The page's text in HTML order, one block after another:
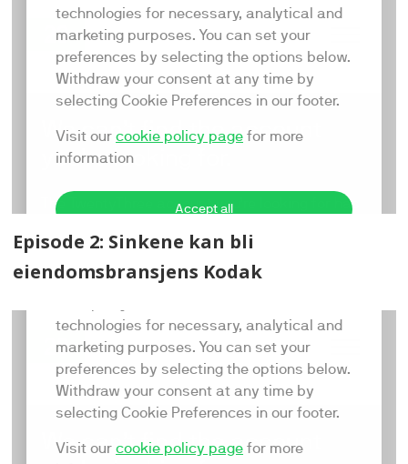
Episode 2: Sinkene kan bli
eiendomsbransjens Kodak